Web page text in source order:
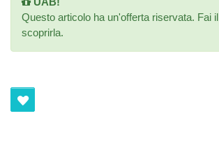
Questo articolo ha un'offerta riservata. Fai il
scoprirla.